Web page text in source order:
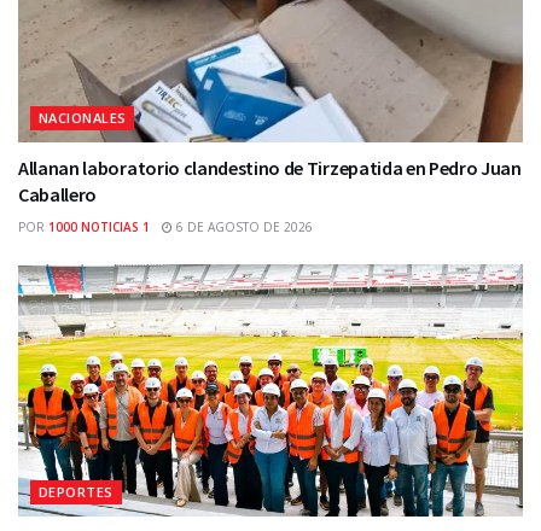
NACIONALES
Allanan laboratorio clandestino de Tirzepatida en Pedro Juan
Caballero
POR 1000 NOTICIAS 1 6 DE AGOSTO DE 2026
DEPORTES